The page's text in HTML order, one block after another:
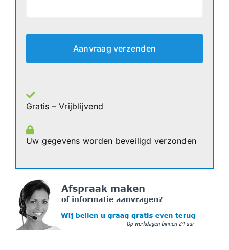
Gratis – Vrijblijvend
Uw gegevens worden beveiligd verzonden